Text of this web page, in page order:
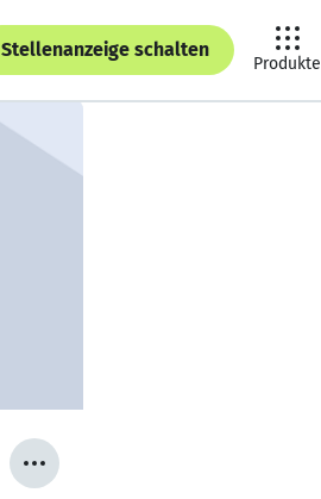
Stellenanzeige schalten
Produkte